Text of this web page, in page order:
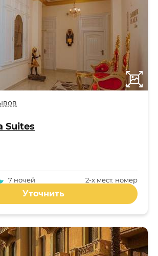
Suites
2-x мест. номер
7 ночей
Уточнить